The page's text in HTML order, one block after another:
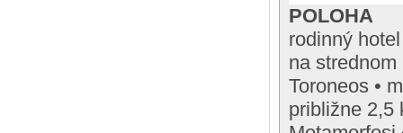
POLOHA
rodinný
na
Toroneos •
približne 2,5